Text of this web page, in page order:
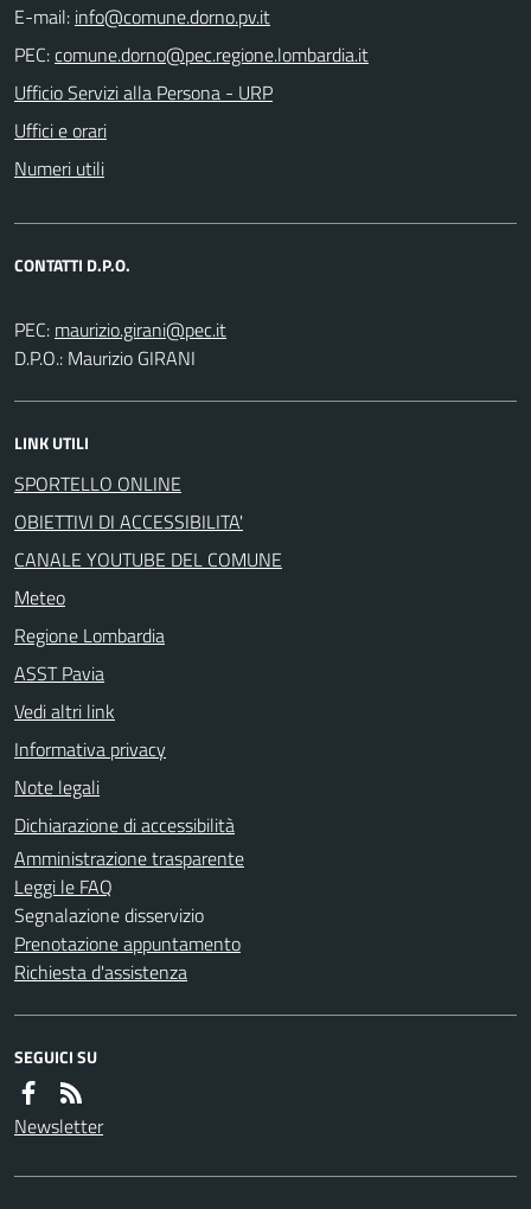
E-mail:
PEC:
Ufficio Servizi alla Persona - URP
Uffici e orari
Numeri utili
CONTATTI D.P.O.
PEC:
D.P.O.: Maurizio GIRANI
LINK UTILI
SPORTELLO ONLINE
OBIETTIVI DI ACCESSIBILITA'
CANALE YOUTUBE DEL COMUNE
Meteo
Regione Lombardia
ASST Pavia
Vedi altri link
Informativa privacy
Note legali
Dichiarazione di accessibilità
Amministrazione trasparente
Leggi le FAQ
Segnalazione disservizio
Prenotazione appuntamento
Richiesta d'assistenza
SEGUICI SU
Newsletter